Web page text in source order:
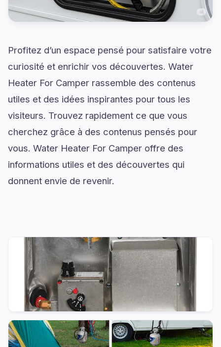
Profitez d’un espace pensé pour satisfaire votre
curiosité et enrichir vos découvertes. Water
Heater For Camper rassemble des contenus
utiles et des idées inspirantes pour tous les
visiteurs. Trouvez rapidement ce que vous
cherchez grâce à des contenus pensés pour
vous. Water Heater For Camper offre des
informations utiles et des découvertes qui
donnent envie de revenir.